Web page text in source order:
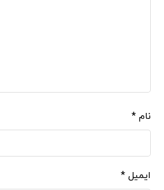
نام*
ایمیل*